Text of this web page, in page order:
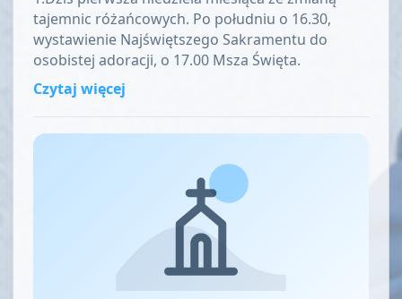
tajemnic różańcowych. Po południu o 16.30,
wystawienie Najświętszego Sakramentu do
osobistej adoracji, o 17.00 Msza Święta.
Czytaj więcej